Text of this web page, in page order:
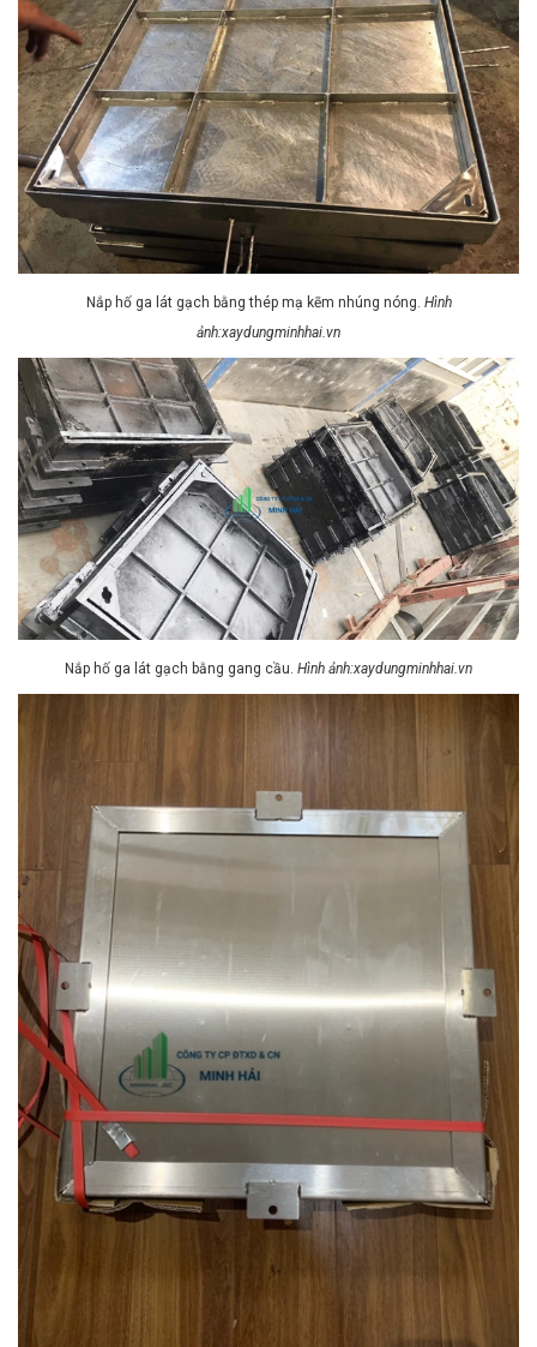
Nắp hố ga lát gạch bằng thép mạ kẽm nhúng nóng. Hình
ảnh:xaydungminhhai.vn
Nắp hố ga lát gạch bằng gang cầu. Hình ảnh:xaydungminhhai.vn